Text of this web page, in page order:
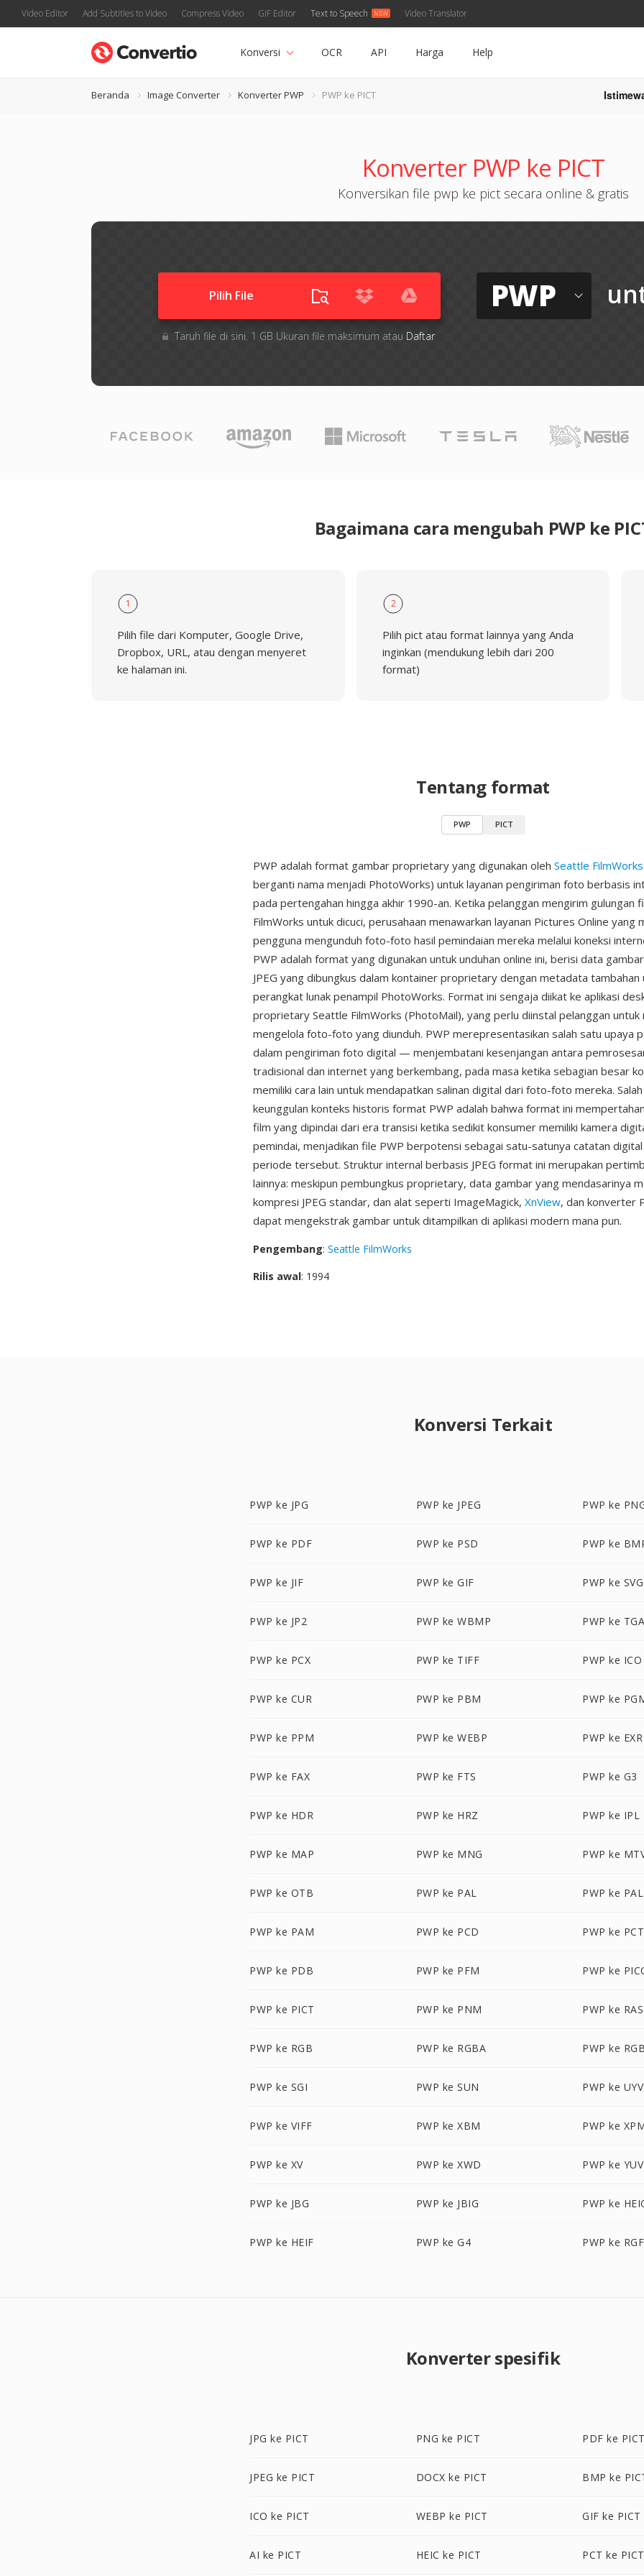
Video Editor Add Subtitles to Video Compress Video GIF Editor Text to Speech Video Translator
Konversi OCR API Harga Help
Beranda Image Converter Konverter PWP PWP ke PICT
Konverter PWP ke PICT
Konversikan file pwp ke pict secara online & gratis
Pilih File
Taruh file di sini. 1 GB Ukuran file maksimum atau Daftar
PWP
Bagaimana cara mengubah PWP ke
1
Pilih file dari Komputer, Google Drive,
Dropbox, URL, atau dengan menyeret
ke halaman ini.
2
Pilih pict atau format lainnya yang Anda
inginkan (mendukung lebih dari 200
format)
Tentang format
PWP PICT
PWP adalah format gambar proprietary yang digunakan oleh Seattle FilmWorks
berganti nama menjadi PhotoWorks) untuk layanan pengiriman foto berbasis
pada pertengahan hingga akhir 1990-an. Ketika pelanggan mengirim gulungan
FilmWorks untuk dicuci, perusahaan menawarkan layanan Pictures Online yang
pengguna mengunduh foto-foto hasil pemindaian mereka melalui koneksi
PWP adalah format yang digunakan untuk unduhan online ini, berisi data
JPEG yang dibungkus dalam kontainer proprietary dengan metadata tambahan
perangkat lunak penampil PhotoWorks. Format ini sengaja diikat ke aplikasi
proprietary Seattle FilmWorks (PhotoMail), yang perlu diinstal pelanggan untuk
mengelola foto-foto yang diunduh. PWP merepresentasikan salah satu upaya
dalam pengiriman foto digital — menjembatani kesenjangan antara
tradisional dan internet yang berkembang, pada masa ketika sebagian besar
memiliki cara lain untuk mendapatkan salinan digital dari foto-foto mereka.
keunggulan konteks historis format PWP adalah bahwa format ini
film yang dipindai dari era transisi ketika sedikit konsumer memiliki kamera
pemindai, menjadikan file PWP berpotensi sebagai satu-satunya catatan
periode tersebut. Struktur internal berbasis JPEG format ini merupakan
lainnya: meskipun pembungkus proprietary, data gambar yang mendasarinya
kompresi JPEG standar, dan alat seperti ImageMagick, XnView, dan konverter
dapat mengekstrak gambar untuk ditampilkan di aplikasi modern mana pun.
Pengembang: Seattle FilmWorks
Rilis awal: 1994
Konversi Terkait
PWP ke JPG PWP ke JPEG PWP ke
PWP ke PDF PWP ke PSD PWP ke
PWP ke JIF PWP ke GIF PWP ke SVG
PWP ke JP2 PWP ke WBMP PWP ke
PWP ke PCX PWP ke TIFF PWP ke ICO
PWP ke CUR PWP ke PBM PWP ke
PWP ke PPM PWP ke WEBP PWP ke EXR
PWP ke FAX PWP ke FTS PWP ke G3
PWP ke HDR PWP ke HRZ PWP ke IPL
PWP ke MAP PWP ke MNG PWP ke
PWP ke OTB PWP ke PAL PWP ke
PWP ke PAM PWP ke PCD PWP ke PCT
PWP ke PDB PWP ke PFM PWP ke
PWP ke PICT PWP ke PNM PWP ke RAS
PWP ke RGB PWP ke RGBA PWP ke
PWP ke SGI PWP ke SUN PWP ke
PWP ke VIFF PWP ke XBM PWP ke
PWP ke XV PWP ke XWD PWP ke YUV
PWP ke JBG PWP ke JBIG PWP ke
PWP ke HEIF PWP ke G4 PWP ke RGF
Konverter spesifik
JPG ke PICT PNG ke PICT PDF ke
JPEG ke PICT DOCX ke PICT BMP ke
ICO ke PICT WEBP ke PICT GIF ke PICT
AI ke PICT HEIC ke PICT PCT ke PICT